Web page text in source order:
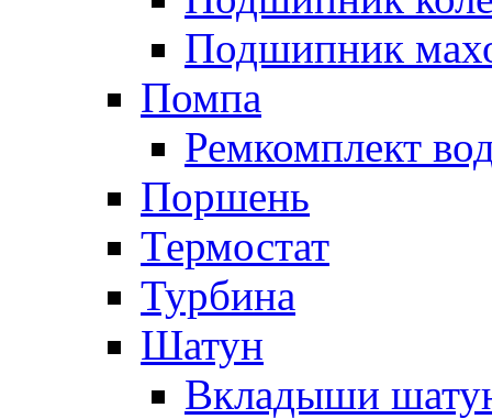
Подшипник
Помпа
Ремкомплект
Поршень
Термостат
Турбина
Шатун
Вкладыши